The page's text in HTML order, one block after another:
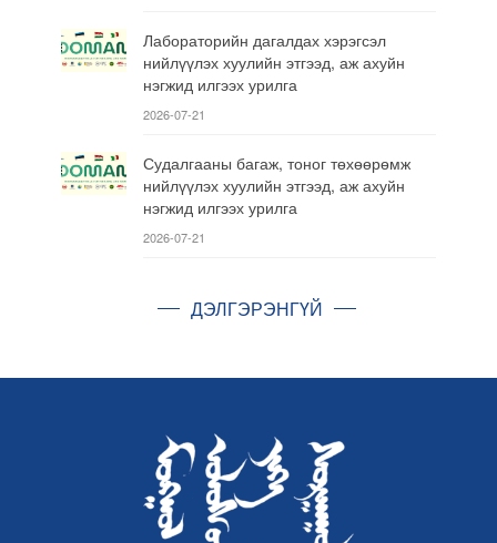
Лабораторийн дагалдах хэрэгсэл
нийлүүлэх хуулийн этгээд, аж ахуйн
нэгжид илгээх урилга
2026-07-21
Судалгааны багаж, тоног төхөөрөмж
нийлүүлэх хуулийн этгээд, аж ахуйн
нэгжид илгээх урилга
2026-07-21
ДЭЛГЭРЭНГҮЙ